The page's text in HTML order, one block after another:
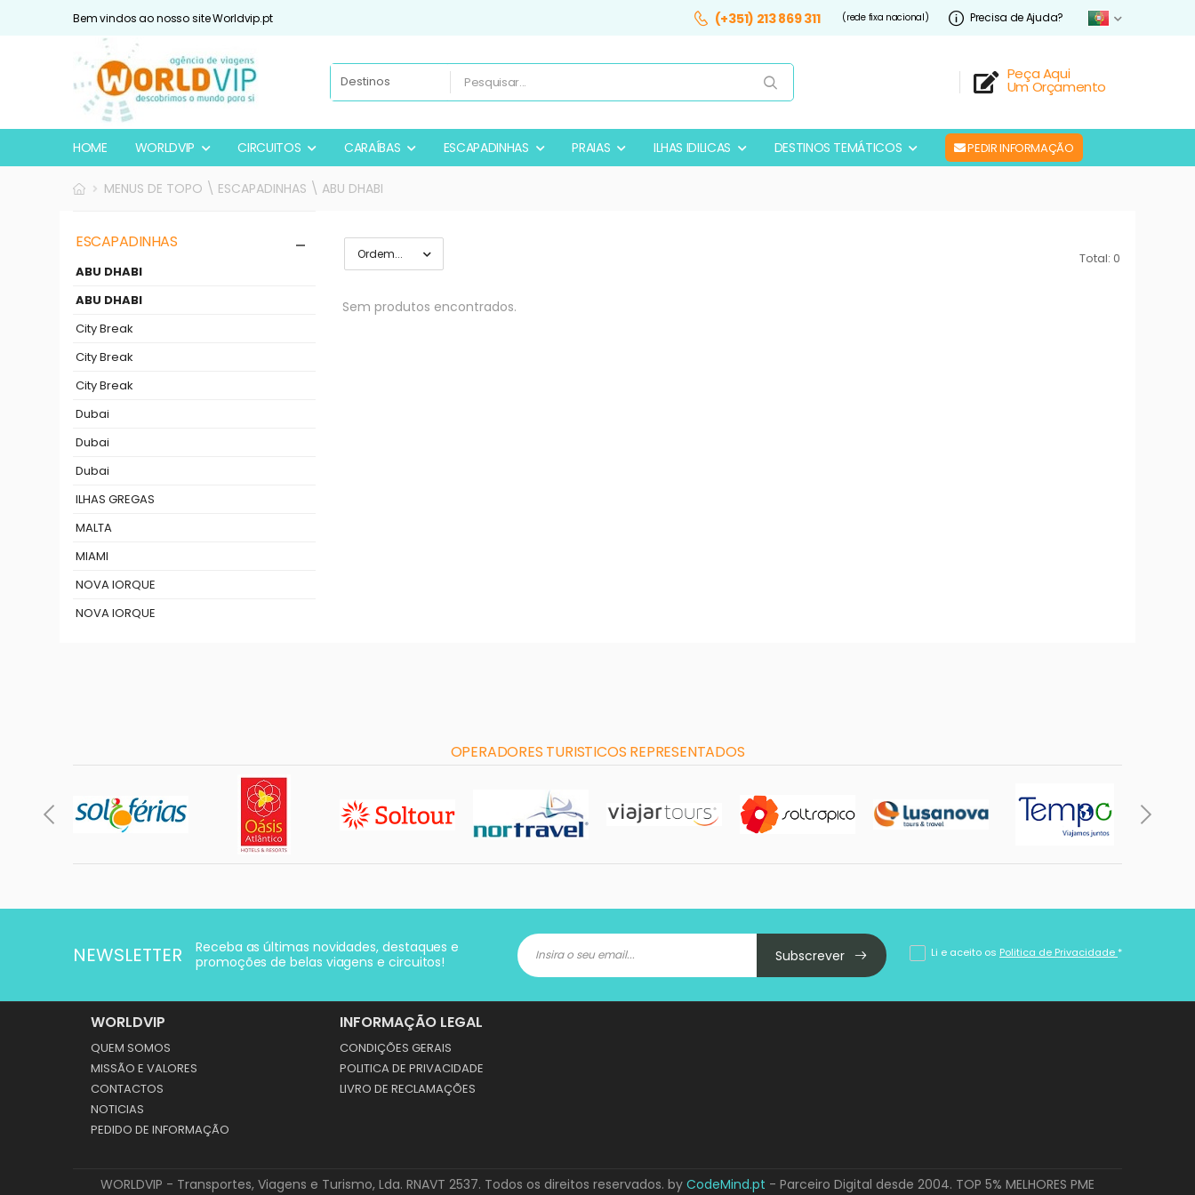
Bem vindos ao nosso site Worldvip.pt (+351) 213 869 311 (rede fixa nacional) Precisa de Ajuda?
Peça Aqui
Um Orçamento
HOME WORLDVIP CIRCUITOS CARAÍBAS ESCAPADINHAS PRAIAS ILHAS IDILICAS DESTINOS TEMÁTICOS PEDIR INFORMAÇÃO
MENUS DE TOPO \ ESCAPADINHAS \ ABU DHABI
ESCAPADINHAS
ABU DHABI
ABU DHABI
City Break
City Break
City Break
Dubai
Dubai
Dubai
ILHAS GREGAS
MALTA
MIAMI
NOVA IORQUE
NOVA IORQUE
Total: 0
Sem produtos encontrados.
OPERADORES TURISTICOS REPRESENTADOS
NEWSLETTER
Receba as últimas novidades, destaques e
promoções de belas viagens e circuitos!
Subscrever Li e aceito os Politica de Privacidade *
WORLDVIP
QUEM SOMOS
MISSÃO E VALORES
CONTACTOS
NOTICIAS
PEDIDO DE INFORMAÇÃO
INFORMAÇÃO LEGAL
CONDIÇÕES GERAIS
POLITICA DE PRIVACIDADE
LIVRO DE RECLAMAÇÕES
WORLDVIP - Transportes, Viagens e Turismo, Lda. RNAVT 2537. Todos os direitos reservados. by CodeMind.pt - Parceiro Digital desde 2004. TOP 5% MELHORES PME